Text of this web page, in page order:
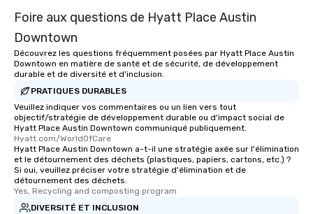
Foire aux questions de Hyatt Place Austin
Downtown
Découvrez les questions fréquemment posées par Hyatt Place Austin
Downtown en matière de santé et de sécurité, de développement
durable et de diversité et d'inclusion.
PRATIQUES DURABLES
Veuillez indiquer vos commentaires ou un lien vers tout
objectif/stratégie de développement durable ou d'impact social de
Hyatt Place Austin Downtown communiqué publiquement.
Hyatt.com/WorldOfCare
Hyatt Place Austin Downtown a-t-il une stratégie axée sur l'élimination
et le détournement des déchets (plastiques, papiers, cartons, etc.) ?
Si oui, veuillez préciser votre stratégie d'élimination et de
détournement des déchets.
Yes, Recycling and composting program
DIVERSITÉ ET INCLUSION